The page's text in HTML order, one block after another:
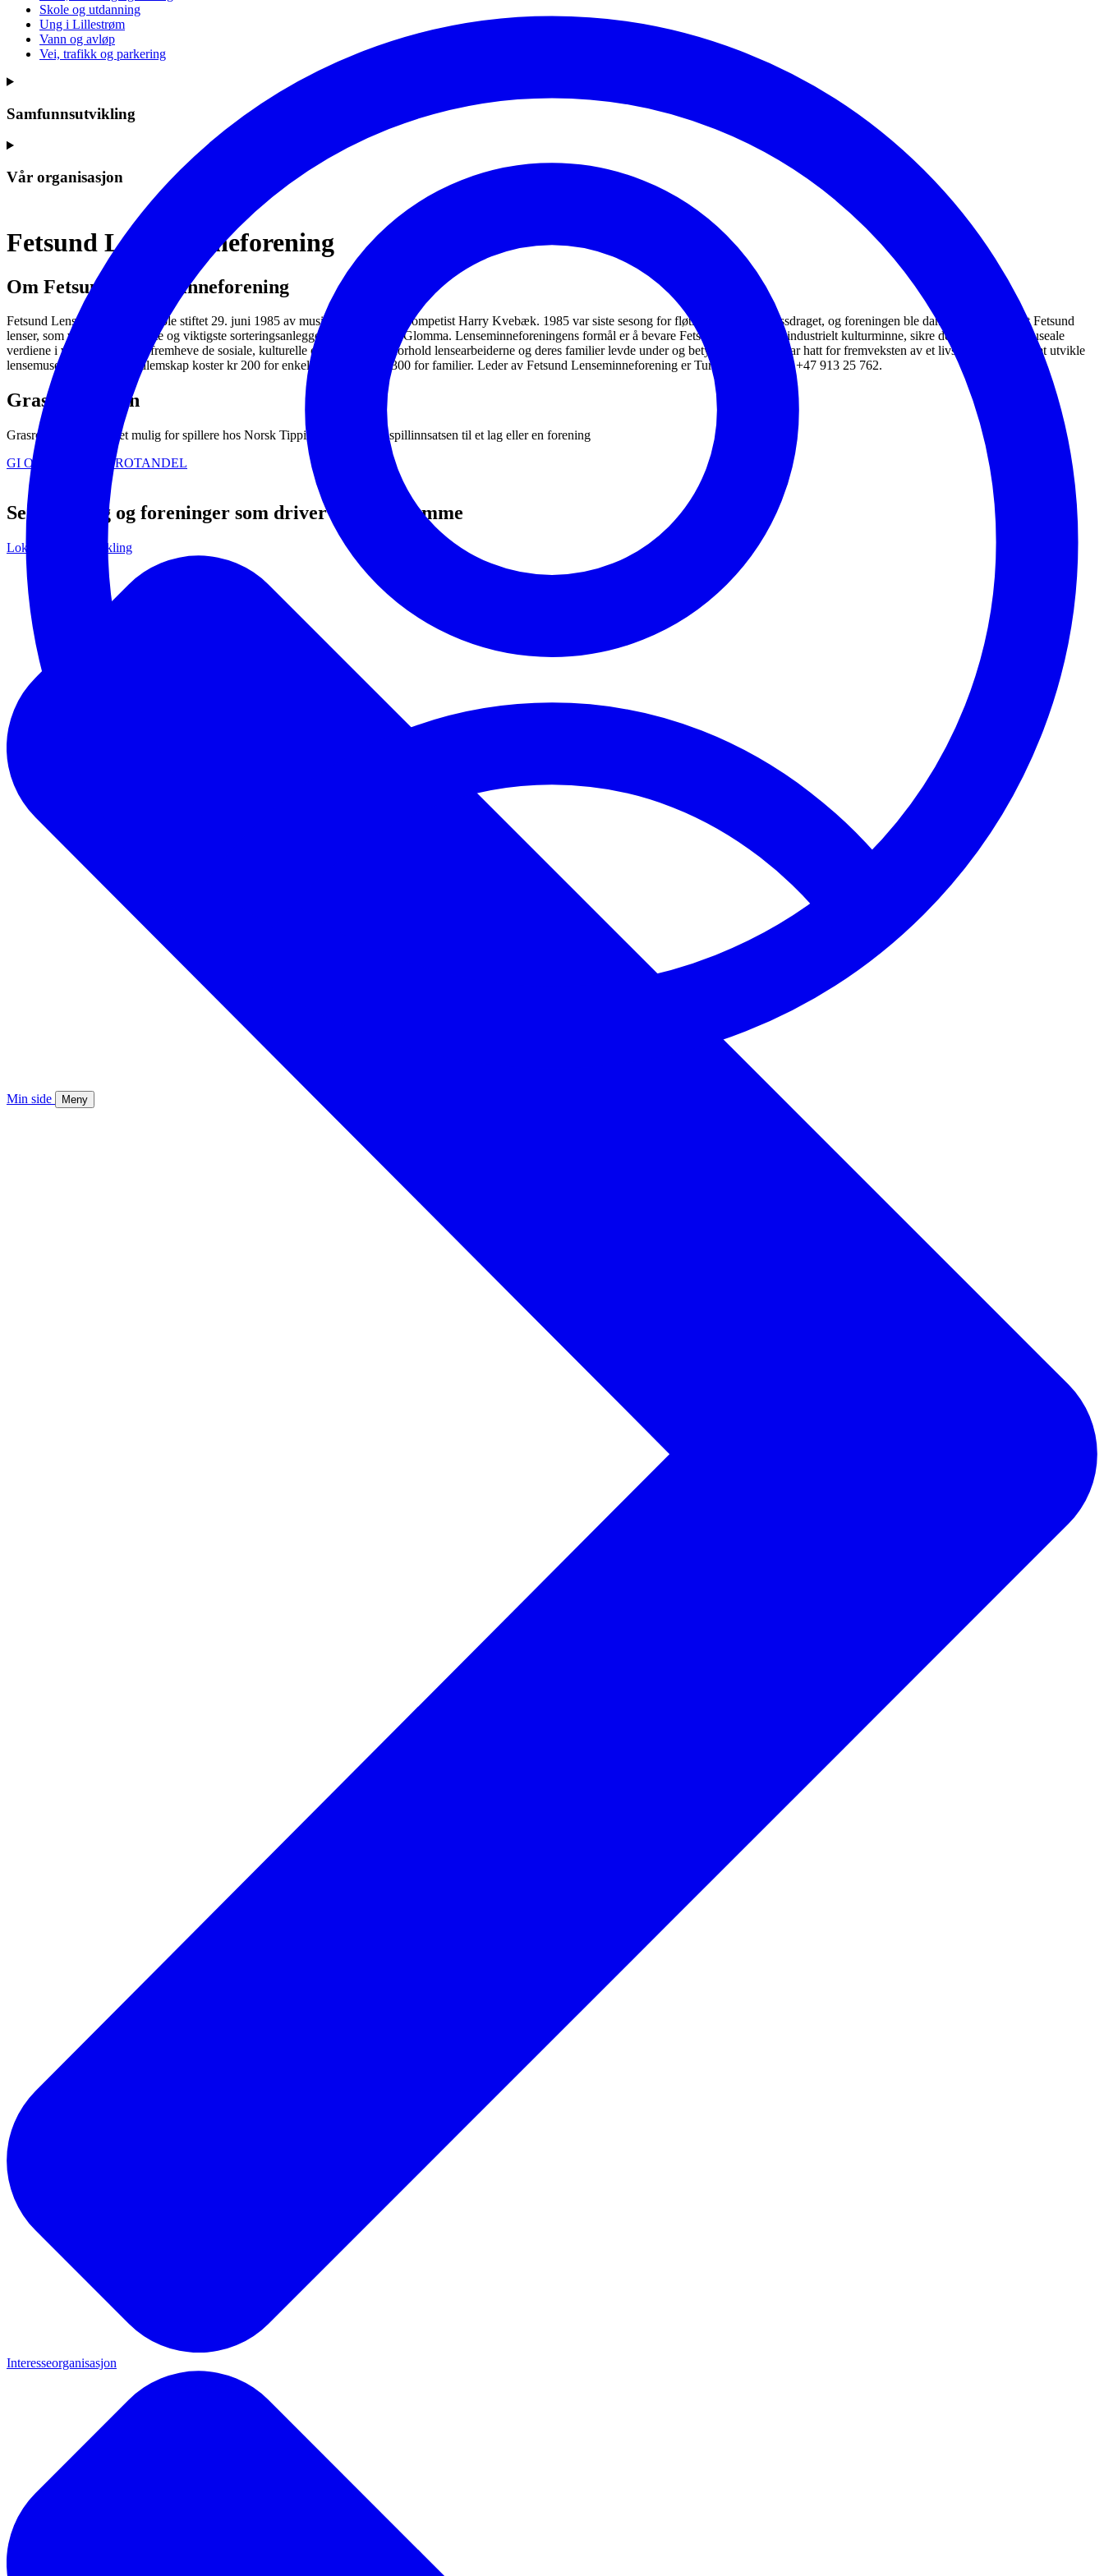
Min side Meny
Skole og utdanning
Ung i Lillestrøm
Vann og avløp
Vei, trafikk og parkering
Samfunnsutvikling
Vår organisasjon
Fetsund Lenseminneforening
Om Fetsund Lenseminneforening
Fetsund Lenseminneforening ble stiftet 29. juni 1985 av musikkprofessor og trompetist Harry Kvebæk. 1985 var siste sesong for fløting i Glomma-vassdraget, og foreningen ble dannet for å få fredet Fetsund
lenser, som var et av de største og viktigste sorteringsanleggene for tømmer i Glomma. Lenseminneforeningens formål er å bevare Fetsund Lenser som industrielt kulturminne, sikre de historiske og museale
verdiene i vann og på land, fremheve de sosiale, kulturelle og økonomiske forhold lensearbeiderne og deres familier levde under og betydningen dette har hatt for fremveksten av et livskraftig miljø samt utvikle
lensemuseets område. Medlemskap koster kr 200 for enkeltpersoner og kr 300 for familier. Leder av Fetsund Lenseminneforening er Turid Pettersen, tlf. +47 913 25 762.
Grasrotandelen
Grasrotandelen gjør det mulig for spillere hos Norsk Tipping å gi deler av spillinnsatsen til et lag eller en forening
GI OSS DIN GRASROTANDEL
Se andre lag og foreninger som driver med det samme
Lokalsamfunnsutvikling
Interesseorganisasjon